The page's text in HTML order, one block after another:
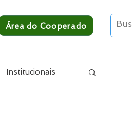
Área do Cooperado
Institucionais